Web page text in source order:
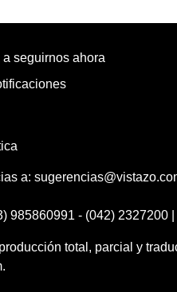
a seguirnos ahora
a:
985860991 - (042) 2327200
total, parcial y